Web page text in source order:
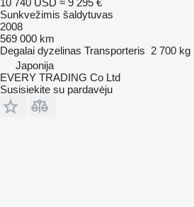
Sunkvežimis šaldytuvas
2008
569 000 km
Degalai dyzelinas Transporteris 2 700 kg
Japonija
EVERY TRADING Co Ltd
Susisiekite su pardavėju